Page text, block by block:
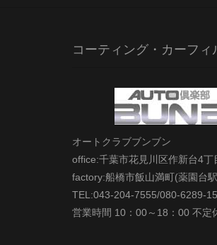
コーティング・カーフィ
オートクラブブンブン
office:千葉市花見川区作新台4丁
factory:船橋市飯山満町(薬園台
TEL:043-204-7555/080-6289-
営業時間 10：00～18：00 不定